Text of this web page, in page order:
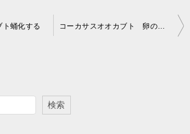
ト蛹化する コーカサスオオカブト 卵の様子
検索